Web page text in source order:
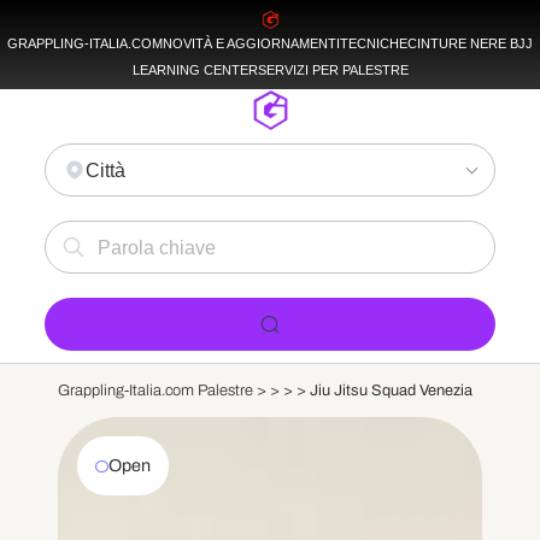
GRAPPLING-ITALIA.COMNOVITÀ E AGGIORNAMENTITECNICHECINTURE NERE BJJ
LEARNING CENTERSERVIZI PER PALESTRE
Città
Grappling-Italia.com Palestre > > > > Jiu Jitsu Squad Venezia
Open